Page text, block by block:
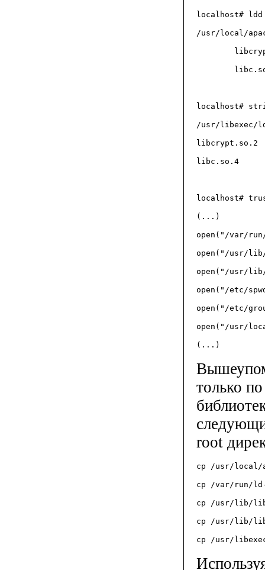
localhost#
/usr/local/
localhost#
/usr/libexec/
libcrypt.so.2
libc.so.4
localhost#
(...)
open("/var/
open("/usr/
open("/usr/
open("/etc/
open("/etc/
open("/usr/
(...)
только
root
cp /usr/local/
cp /var/run/
cp /usr/lib/
cp /usr/lib/
cp /usr/